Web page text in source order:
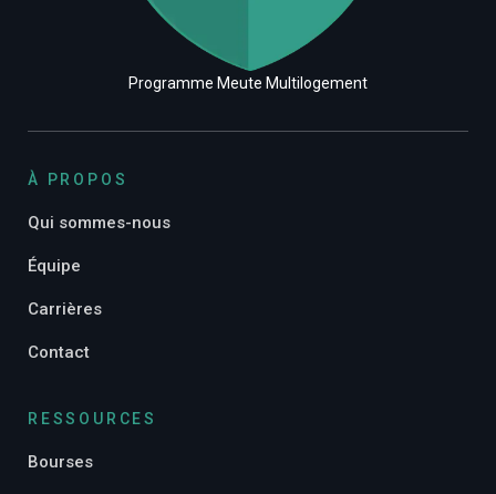
Programme Meute Multilogement
À PROPOS
Qui sommes-nous
Équipe
Carrières
Contact
RESSOURCES
Bourses